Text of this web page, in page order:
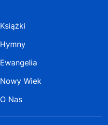
Książki
Hymny
Ewangelia
Nowy Wiek
O Nas